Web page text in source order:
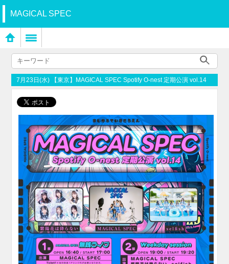
MAGICAL SPEC
7月23日(水) 【東京】MAGICAL SPEC Spotify O-nest 定期公演 vol.14